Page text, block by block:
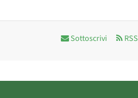
Sottoscrivi RSS